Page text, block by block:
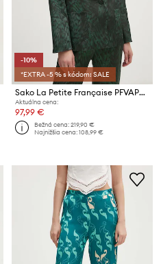
-10%
*EXTRA -5 % s kódom: SALE
Sako La Petite Française PFVAPOREUSE
Aktuálna cena:
97,99 €
Bežná cena:219,90 €
Najnižšia cena:108,99 €